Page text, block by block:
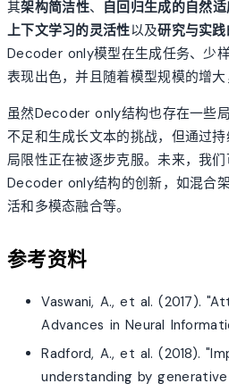
其架构简洁性、 自回归生成的自然
上下文学习的灵活性以及研究与实
Decoder only模型在生成任务、少
表现出色，并且随着模型规模的增大
虽然Decoder only结构也存在一些
不足和生成长文本的挑战，但通过
局限性正在被逐步克服。未来，我
Decoder only结构的创新，如混合
活和多模态融合等。
参考资料
Vaswani, A., et al. (2017).
Advances in Neural
Radford, A., et al. (2018).
understanding by